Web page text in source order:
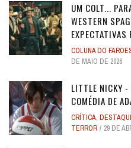
UM COLT...
WESTERN
EXPECTATIVAS
COLUNA DO
DE MAIO DE 2026
LITTLE NICKY -
COMÉDIA DE
CRÍTICA,
TERROR
29 DE